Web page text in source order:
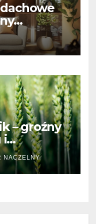
– groźny
i
jego
NACZELNY